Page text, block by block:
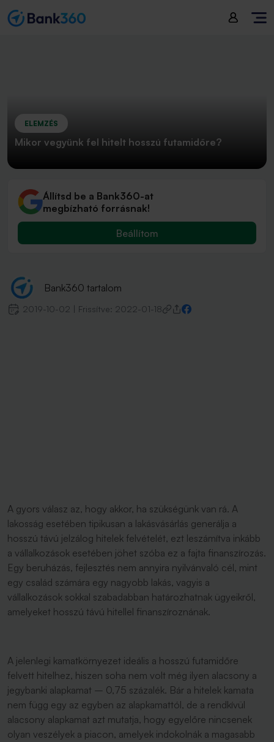
ELEMZÉS
Mikor vegyünk fel hitelt hosszú futamidőre?
Állítsd be a Bank360-at
megbízható forrásnak!
Beállítom
Bank360 tartalom
2019-10-02 Frissítve: 2022-01-18
A gyors válasz az, hogy akkor, ha szükségünk van rá. A
lakosság esetében tipikusan a lakásvásárlás generálja a
hosszú távú jelzálog hitelek felvételét, ezt leszámítva inkább
a vállalkozások esetében jöhet szóba ez a fajta finanszírozás.
Egy beruházás, fejlesztés nem annyira nyilvánvaló cél, mint
egy család számára egy nagyobb lakás, vagyis a
vállalkozások sokkal szabadabban határozhatnak ügyeikről,
amelyeket hosszú távú hitellel finanszíroznának.
A jelenlegi kamatkörnyezet ideális a hosszú futamidőre
felvett hitelhez, hiszen soha nem volt még ilyen alacsony a
jegybanki alapkamat – 0,75 százalék. Bár a hitelek kamata
nem függ egy az egyben az alapkamattól, de a rendkívül
alacsony alapkamat azt mutatja, hogy egyelőre nincsenek
olyan veszélyek a piacon, amelyek indokolnák a magasabb